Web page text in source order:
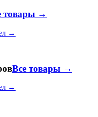
товары →
→
Все товары →
→